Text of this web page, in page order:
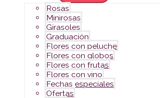
Rosas
Minirosas
Girasoles
Graduación
Flores con peluche
Flores con globos
Flores con frutas
Flores con vino
Fechas especiales
Ofertas